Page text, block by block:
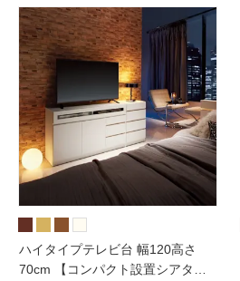
ハイタイプテレビ台 幅120高さ
70cm 【コンパクト設置シアター